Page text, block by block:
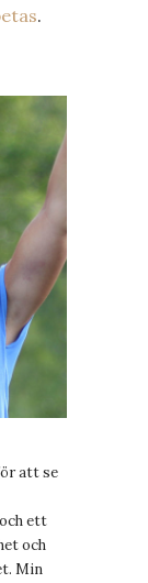
.
att se
ett
och
Min